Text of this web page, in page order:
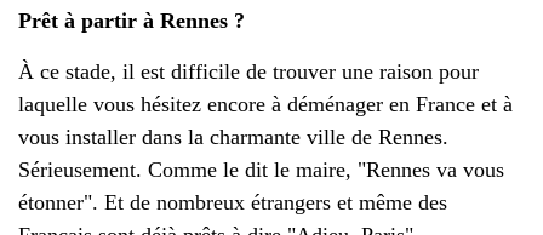
Prêt à partir à Rennes ?
À ce stade, il est difficile de trouver une raison pour
laquelle vous hésitez encore à déménager en France et à
vous installer dans la charmante ville de Rennes.
Sérieusement. Comme le dit le maire, "Rennes va vous
étonner". Et de nombreux étrangers et même des